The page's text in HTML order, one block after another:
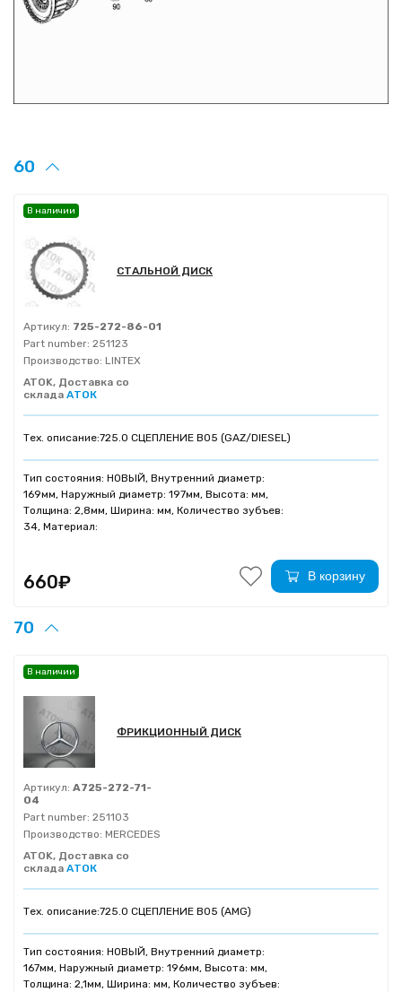
60
СТАЛЬНОЙ ДИСК
Артикул: 725-272-86-01
Part number: 251123
Производство: LINTEX
ATOK, Доставка со
склада АТОК
Тех. описание:725.0 СЦЕПЛЕНИЕ B05 (GAZ/DIESEL)
Тип состояния: НОВЫЙ, Внутренний диаметр:
169мм, Наружный диаметр: 197мм, Высота: мм,
Толщина: 2,8мм, Ширина: мм, Количество зубъев:
34, Материал:
В наличии
660₽ В корзину
70
ФРИКЦИОННЫЙ ДИСК
Артикул: A725-272-71-
04
Part number: 251103
Производство: MERCEDES
ATOK, Доставка со
склада АТОК
Тех. описание:725.0 СЦЕПЛЕНИЕ B05 (AMG)
Тип состояния: НОВЫЙ, Внутренний диаметр:
167мм, Наружный диаметр: 196мм, Высота: мм,
Толщина: 2,1мм, Ширина: мм, Количество зубъев:
В наличии